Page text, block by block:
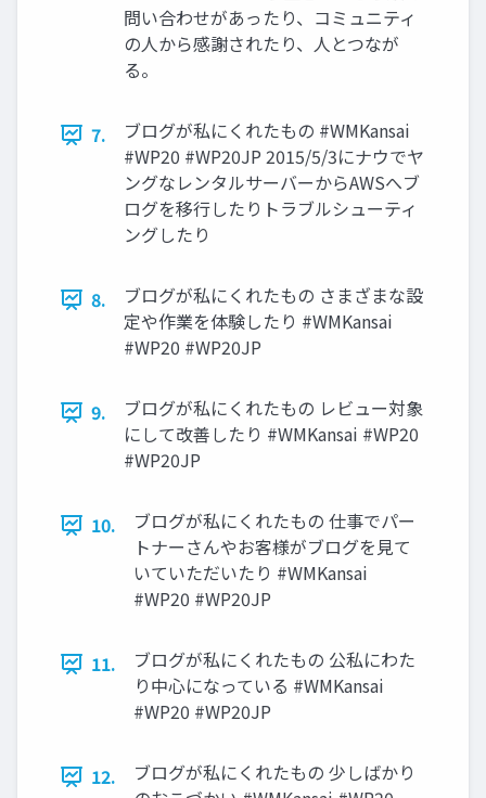
問い合わせがあったり、コミュニティ
の人から感謝されたり、人とつなが
る。
7.
ブログが私にくれたもの #WMKansai
#WP20 #WP20JP 2015/5/3にナウでヤ
ングなレンタルサーバーからAWSへブ
ログを移行したりトラブルシューティ
ングしたり
8.
ブログが私にくれたもの さまざまな設
定や作業を体験したり #WMKansai
#WP20 #WP20JP
9.
ブログが私にくれたもの レビュー対象
にして改善したり #WMKansai #WP20
#WP20JP
10.
ブログが私にくれたもの 仕事でパー
トナーさんやお客様がブログを見て
いていただいたり #WMKansai
#WP20 #WP20JP
11.
ブログが私にくれたもの 公私にわた
り中心になっている #WMKansai
#WP20 #WP20JP
12.
ブログが私にくれたもの 少しばかり